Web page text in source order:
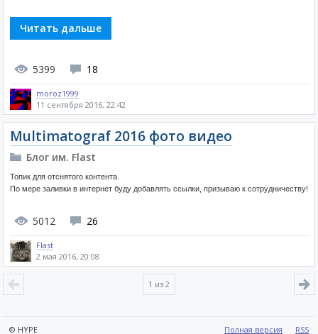
Читать дальше
5399 18
moroz1999
11 сентября 2016, 22:42
Multimatograf 2016 фото видео
Блог им. Flast
Топик для отснятого контента.
По мере заливки в интернет буду добавлять ссылки, призываю к сотрудничеству!
5012 26
Flast
2 мая 2016, 20:08
1 из 2
Полная версия RSS
© HYPE